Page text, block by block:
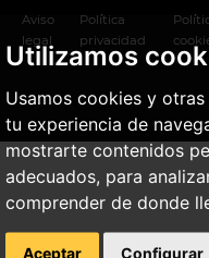
Utilizamos
Usamos cookies y
tu experiencia de
mostrarte contenidos
adecuados, para
comprender de donde
Aceptar Configurar
Aviso
legal
Política
privacidad